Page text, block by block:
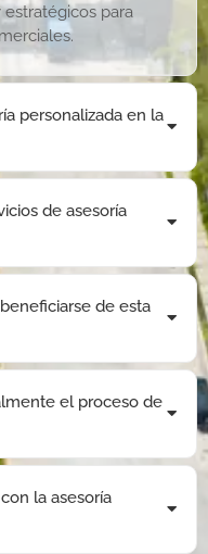
para
personalizada en la
de asesoría
de esta
el proceso de
la asesoría